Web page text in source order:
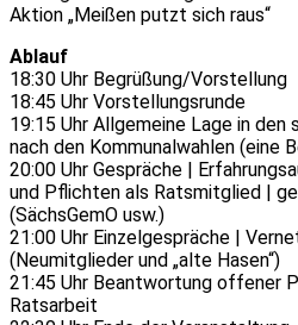
Aktion „Meißen putzt sich raus“
Ablauf
18:30 Uhr Begrüßung/Vorstellung
18:45 Uhr Vorstellungsrunde
19:15 Uhr Allgemeine Lage in den
nach den Kommunalwahlen (eine
20:00 Uhr Gespräche |
und Pflichten als Ratsmitglied |
(SächsGemO usw.)
21:00 Uhr Einzelgespräche |
(Neumitglieder und „alte Hasen“)
21:45 Uhr Beantwortung offener
Ratsarbeit